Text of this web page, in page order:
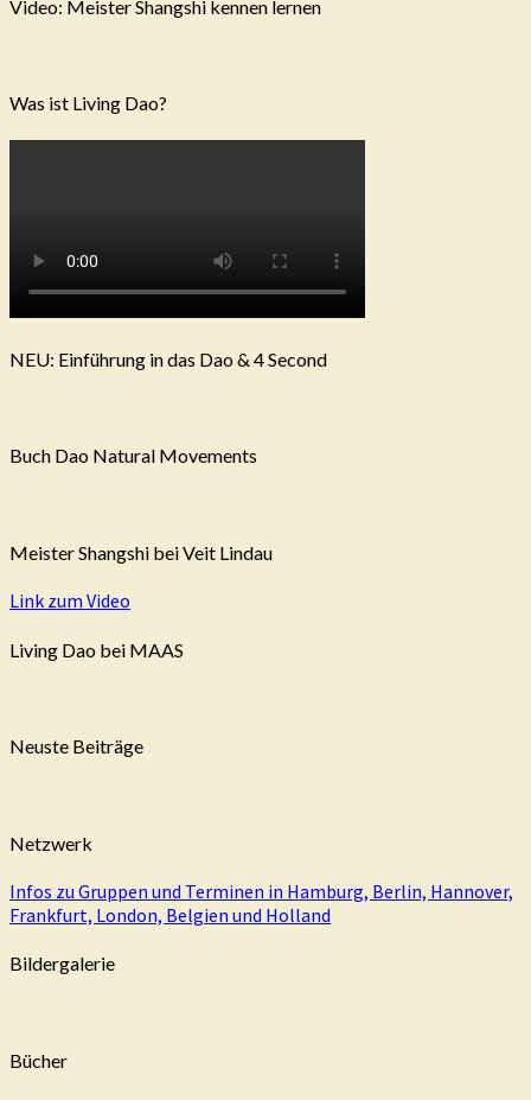
Video: Meister Shangshi kennen lernen
Was ist Living Dao?
NEU: Einführung in das Dao & 4 Second
Buch Dao Natural Movements
Meister Shangshi bei Veit Lindau
Link zum Video
Living Dao bei MAAS
Neuste Beiträge
Netzwerk
Infos zu Gruppen und Terminen in Hamburg, Berlin, Hannover,
Frankfurt, London, Belgien und Holland
Bildergalerie
Bücher